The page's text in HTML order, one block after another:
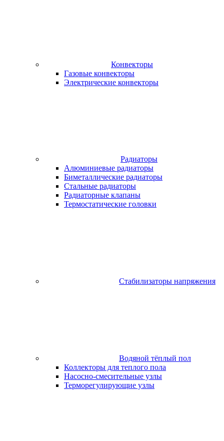
Конвекторы
Газовые конвекторы
Электрические конвекторы
Радиаторы
Алюминиевые радиаторы
Биметаллические радиаторы
Стальные радиаторы
Радиаторные клапаны
Термостатические головки
Стабилизаторы напряжения
Водяной тёплый пол
Коллекторы для теплого пола
Насосно-смесительные узлы
Терморегулирующие узлы